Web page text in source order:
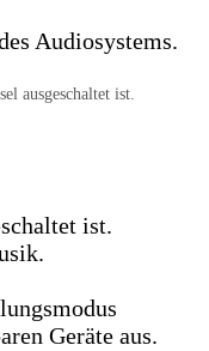
Audiosystems.
ausgeschaltet ist.
ist.
Geräte aus.